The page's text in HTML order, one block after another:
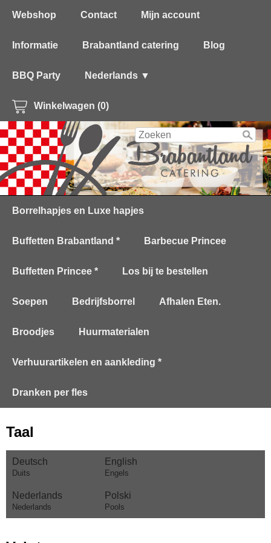
Webshop Contact Mijn account
Informatie Brabantland catering Blog
BBQ Party Nederlands ▼
Winkelwagen (0)
Borrelhapjes en Luxe hapjes
Buffetten Brabantland * Barbecue Princee
Buffetten Princee * Los bij te bestellen
Soepen Bedrijfsborrel Afhalen Eten.
Broodjes Huurmaterialen
Verhuurartikelen en aankleding *
Dranken per fles
Taal
Deutsch
Duits
English
Engels
Nederlands
Nederlands
Polski
Pools